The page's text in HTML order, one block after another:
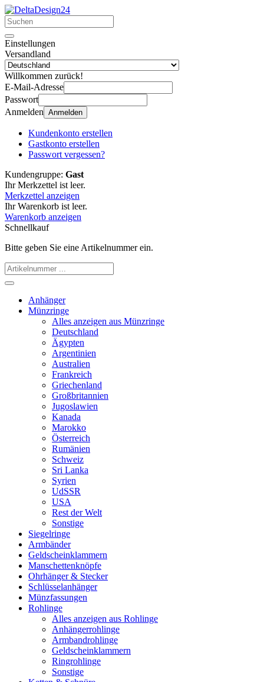
Einstellungen
Versandland
Willkommen zurück!
E-Mail-Adresse
Passwort
Anmelden Anmelden
Kundenkonto erstellen
Gastkonto erstellen
Passwort vergessen?
Kundengruppe: Gast
Ihr Merkzettel ist leer.
Merkzettel anzeigen
Ihr Warenkorb ist leer.
Warenkorb anzeigen
Schnellkauf
Bitte geben Sie eine Artikelnummer ein.
Anhänger
Münzringe
Alles anzeigen aus Münzringe
Deutschland
Ägypten
Argentinien
Australien
Frankreich
Griechenland
Großbritannien
Jugoslawien
Kanada
Marokko
Österreich
Rumänien
Schweiz
Sri Lanka
Syrien
UdSSR
USA
Rest der Welt
Sonstige
Siegelringe
Armbänder
Geldscheinklammern
Manschettenknöpfe
Ohrhänger & Stecker
Schlüsselanhänger
Münzfassungen
Rohlinge
Alles anzeigen aus Rohlinge
Anhängerrohlinge
Armbandrohlinge
Geldscheinklammern
Ringrohlinge
Sonstige